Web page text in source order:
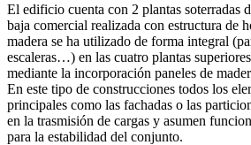
El edificio cuenta con 2 plantas soterradas
baja comercial realizada con estructura de
madera se ha utilizado de forma integral
escaleras…) en las cuatro plantas
mediante la incorporación paneles de
En este tipo de construcciones todos los
principales como las fachadas o las
en la trasmisión de cargas y asumen
para la estabilidad del conjunto.